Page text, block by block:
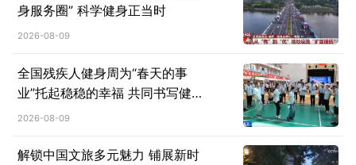
身服务圈” 科学健身正当时
2026-08-09
全国残疾人健身周为“春天的事
业”托起稳稳的幸福 共同书写健康
生活答卷
2026-08-09
解锁中国文旅多元魅力 铺展新时